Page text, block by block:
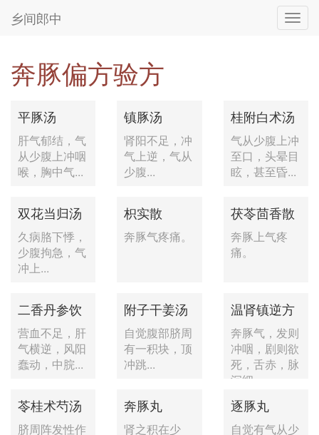
乡间郎中
奔豚偏方验方
平豚汤
肝气郁结，气
从少腹上冲咽
喉，胸中气...
镇豚汤
肾阳不足，冲
气上逆，气从
少腹...
桂附白术汤
气从少腹上冲
至口，头晕目
眩，甚至昏...
双花当归汤
久病胳下悸，
少腹拘急，气
冲上...
枳实散
奔豚气疼痛。
茯苓茴香散
奔豚上气疼
痛。
二香丹参饮
营血不足，肝
气横逆，风阳
蠢动，中脘...
附子干姜汤
自觉腹部脐周
有一积块，顶
冲跳...
温肾镇逆方
奔豚气，发则
冲咽，剧则欲
死，舌赤，脉
沉细。
苓桂术芍汤
脐周阵发性作
奔豚丸
肾之积在少
逐豚丸
自觉有气从少